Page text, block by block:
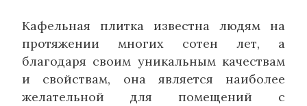
Кафельная плитка известна людям на
протяжении многих сотен лет, а
благодаря своим уникальным качествам
и свойствам, она является наиболее
желательной для помещений с